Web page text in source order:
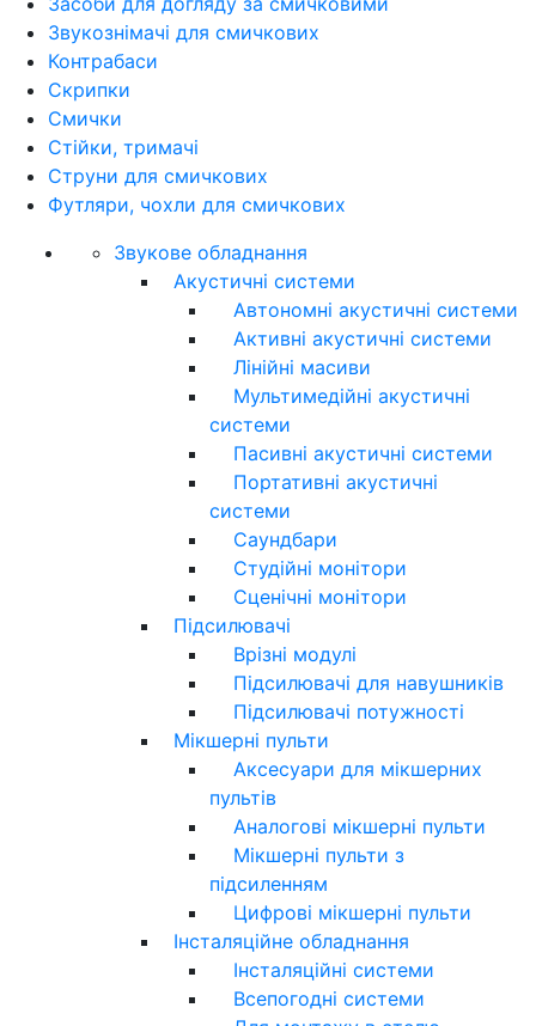
Звукознімачі для смичкових
Контрабаси
Скрипки
Смички
Стійки, тримачі
Струни для смичкових
Футляри, чохли для смичкових
Звукове обладнання
Акустичні системи
Автономні акустичні системи
Активні акустичні системи
Лінійні масиви
Мультимедійні акустичні
системи
Пасивні акустичні системи
Портативні акустичні
системи
Саундбари
Студійні монітори
Сценічні монітори
Підсилювачі
Врізні модулі
Підсилювачі для навушників
Підсилювачі потужності
Мікшерні пульти
Аксесуари для мікшерних
пультів
Аналогові мікшерні пульти
Мікшерні пульти з
підсиленням
Цифрові мікшерні пульти
Інсталяційне обладнання
Інсталяційні системи
Всепогодні системи